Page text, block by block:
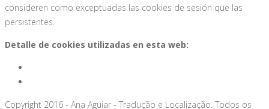
consideren como exceptuadas las cookies de sesión que las
persistentes.
Detalle de cookies utilizadas en esta web:
Copyright 2016 - Ana Aguiar - Tradução e Localização. Todos os